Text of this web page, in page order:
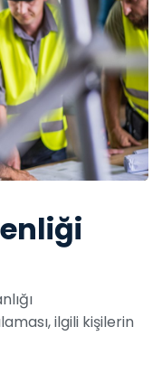
ilgili kişilerin